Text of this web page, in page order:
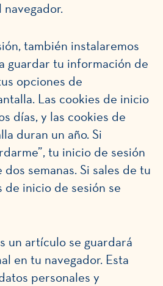
también instalaremos
guardar tu información de
opciones de
Las cookies de inicio
días, y las cookies de
duran un año. Si
tu inicio de sesión
semanas. Si sales de tu
de inicio de sesión se
un artículo se guardará
en tu navegador. Esta
personales y